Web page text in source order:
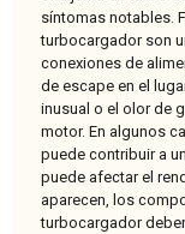
síntomas notables.
turbocargador son
conexiones de
de escape en el
inusual o el olor de
motor. En algunos
puede contribuir a
puede afectar el
aparecen, los
turbocargador